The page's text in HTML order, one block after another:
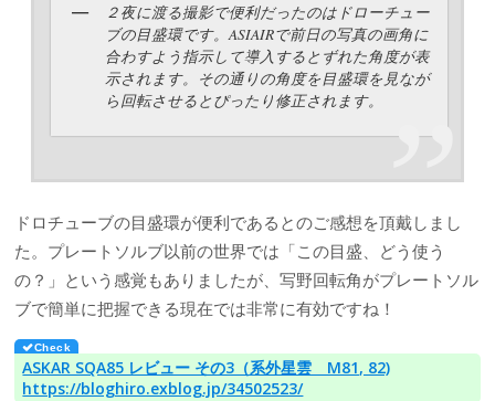
２夜に渡る撮影で便利だったのはドローチュー
ブの目盛環です。ASIAIRで前日の写真の画角に
合わすよう指示して導入するとずれた角度が表
示されます。その通りの角度を目盛環を見なが
ら回転させるとぴったり修正されます。
ドロチューブの目盛環が便利であるとのご感想を頂戴しまし
た。プレートソルブ以前の世界では「この目盛、どう使う
の？」という感覚もありましたが、写野回転角がプレートソル
ブで簡単に把握できる現在では非常に有効ですね！
ASKAR SQA85 レビュー その3（系外星雲 M81, 82)
https://bloghiro.exblog.jp/34502523/